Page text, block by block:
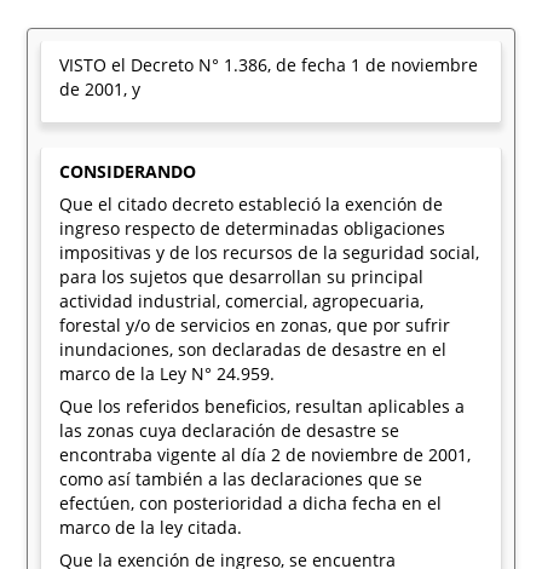
VISTO el Decreto N° 1.386, de fecha 1 de noviembre
de 2001, y
CONSIDERANDO
Que el citado decreto estableció la exención de
ingreso respecto de determinadas obligaciones
impositivas y de los recursos de la seguridad social,
para los sujetos que desarrollan su principal
actividad industrial, comercial, agropecuaria,
forestal y/o de servicios en zonas, que por sufrir
inundaciones, son declaradas de desastre en el
marco de la Ley N° 24.959.
Que los referidos beneficios, resultan aplicables a
las zonas cuya declaración de desastre se
encontraba vigente al día 2 de noviembre de 2001,
como así también a las declaraciones que se
efectúen, con posterioridad a dicha fecha en el
marco de la ley citada.
Que la exención de ingreso, se encuentra